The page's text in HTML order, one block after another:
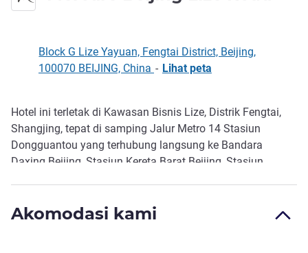
Block G Lize Yayuan, Fengtai District, Beijing,
100070 BEIJING, China - Lihat peta
Deskripsi
Hotel ini terletak di Kawasan Bisnis Lize, Distrik Fengtai,
Shangjing, tepat di samping Jalur Metro 14 Stasiun
Dongguantou yang terhubung langsung ke Bandara
Daxing Beijing, Stasiun Kereta Barat Beijing, Stasiun
menyambut hangat kedatangan Anda dan siap
Akomodasi kami